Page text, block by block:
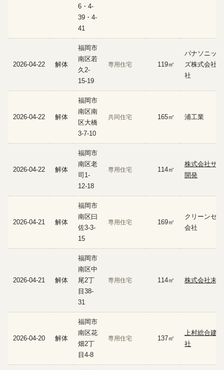
6・4-
39・4-
41
2026-04-22 解体
福岡市
南区若
久2-
15-19
専用住宅 119㎡
パナソニッ
ズ株式会社
社
2026-04-22 解体
福岡市
南区南
区大橋
3-7-10
共同住宅 165㎡ 浦工業
2026-04-22 解体
福岡市
南区老
司1-
12-18
専用住宅 114㎡
株式会社サ
開発
2026-04-21 解体
福岡市
南区曰
佐3-3-
15
専用住宅 169㎡
クリーンゼ
会社
2026-04-21 解体
福岡市
南区中
尾2丁
目38-
31
専用住宅 114㎡ 株式会社末
2026-04-20 解体
福岡市
南区花
畑2丁
目4-8
専用住宅 137㎡
上村総合建
社